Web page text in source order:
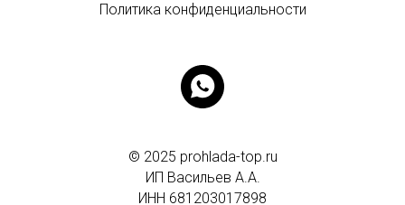
Политика конфиденциальности
© 2025 prohlada-top.ru
ИП Васильев А.А.
ИНН 681203017898